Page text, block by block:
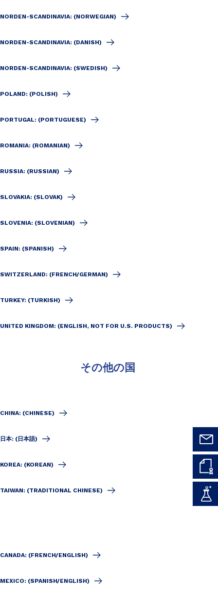
NORDEN-SCANDINAVIA: (NORWEGIAN)
NORDEN-SCANDINAVIA: (DANISH)
NORDEN-SCANDINAVIA: (SWEDISH)
POLAND: (POLISH)
PORTUGAL: (PORTUGUESE)
ROMANIA: (ROMANIAN)
RUSSIA: (RUSSIAN)
SLOVAKIA: (SLOVAK)
SLOVENIA: (SLOVENIAN)
SPAIN: (SPANISH)
SWITZERLAND: (FRENCH/GERMAN)
TURKEY: (TURKISH)
UNITED KINGDOM: (ENGLISH, NOT FOR U.S. PRODUCTS)
その他の国
CHINA: (CHINESE)
日本: (日本語)
KOREA: (KOREAN)
TAIWAN: (TRADITIONAL CHINESE)
CANADA: (FRENCH/ENGLISH)
MEXICO: (SPANISH/ENGLISH)